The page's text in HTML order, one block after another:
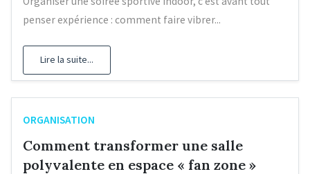
penser expérience : comment faire vibrer...
Lire la suite...
ORGANISATION
Comment transformer une salle
polyvalente en espace « fan zone »